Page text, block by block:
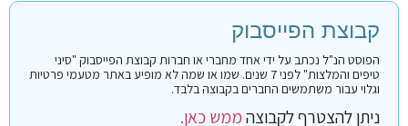
קבוצת הפייסבוק
הפוסט הנ"ל נכתב על ידי אחד מחברי או חברות קבוצת הפייסבוק "סיני
טיפים והמלצות" לפני 7 שנים. שמו או שמה לא מופיע באתר מטעמי פרטיות
וגלוי עבור משתמשים החברים בקבוצה בלבד.
ניתן להצטרף לקבוצהממש כאן.